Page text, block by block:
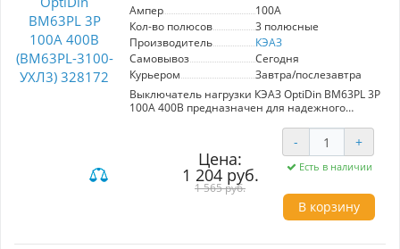
Ампер
100A
Кол-во полюсов
3 полюсные
Производитель
КЭАЗ
Самовывоз
Сегодня
Курьером
Завтра/послезавтра
Выключатель нагрузки КЭАЗ OptiDin ВМ63PL 3P
100А 400В предназначен для надежного
в нормальных и аварийных условиях.
Обеспечивает защиту от коротких замыканий
и функции разъединения. Идеален для
использования в промышленных и
коммерческих объектах.
Цена:
1 204 руб.
1 565 руб.
- +
Есть в наличии
В корзину